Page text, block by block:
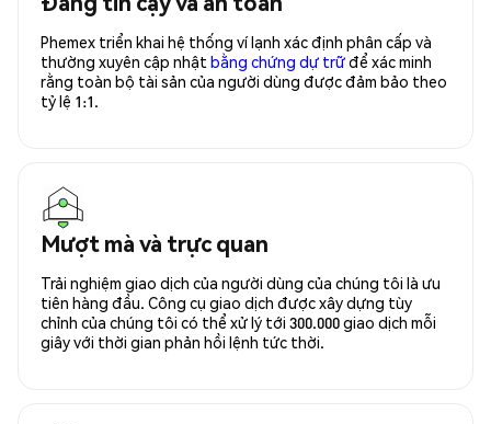
Phemex triển khai hệ thống ví lạnh xác định phân cấp và
thường xuyên cập nhật bằng chứng dự trữđể xác minh
rằng toàn bộ tài sản của người dùng được đảm bảo theo
tỷ lệ 1:1.
Mượt mà và trực quan
Trải nghiệm giao dịch của người dùng của chúng tôi là ưu
tiên hàng đầu. Công cụ giao dịch được xây dựng tùy
chỉnh của chúng tôi có thể xử lý tới 300.000 giao dịch mỗi
giây với thời gian phản hồi lệnh tức thời.